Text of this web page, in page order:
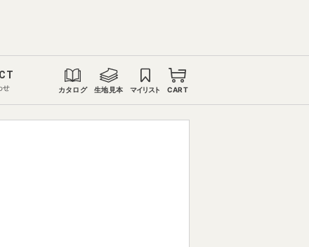
せ カタログ 生地見本 マイリスト CART